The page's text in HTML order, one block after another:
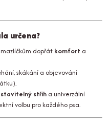
určena?
dopřát komfort a
skákání a objevování
střih a univerzální
volbu pro každého psa.